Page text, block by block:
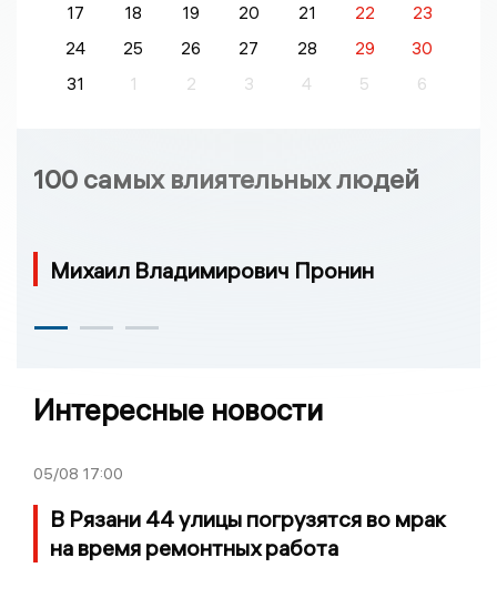
17
18 19 20 21 22
23
24
25 26 27 28 29
30
31
1 2 3 4 5 6
100 самых влиятельных людей
Михаил Владимирович Пронин
Интересные новости
05/08 17:00
В Рязани 44 улицы погрузятся во мрак
на время ремонтных работа